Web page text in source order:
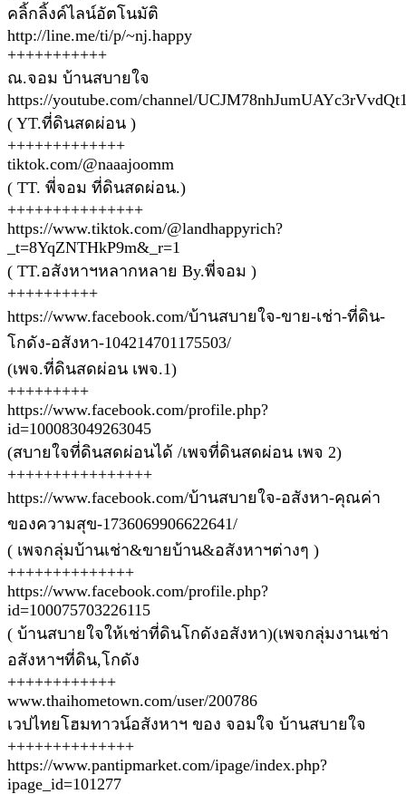
คลิ้กลิ้งค์ไลน์อัตโนมัติ
http://line.me/ti/p/~nj.happy
+++++++++++
ณ.จอม บ้านสบายใจ
https://youtube.com/channel/
( YT.ที่ดินสดผ่อน )
+++++++++++++
tiktok.com/@naaajoomm
( TT. พี่จอม ที่ดินสดผ่อน.)
+++++++++++++++
https://www.tiktok.com/@landhappyrich?
_t=8YqZNTHkP9m&_r=1
( TT.อสังหาฯหลากหลาย By.พี่จอม )
++++++++++
https://www.facebook.com/บ้านสบายใจ-ขาย-เช่า-ที่ดิน-
โกดัง-อสังหา-104214701175503/
(เพจ.ที่ดินสดผ่อน เพจ.1)
+++++++++
https://www.facebook.com/profile.php?
id=100083049263045
(สบายใจที่ดินสดผ่อนได้ /เพจที่ดินสดผ่อน เพจ 2)
++++++++++++++++
https://www.facebook.com/บ้านสบายใจ-อสังหา-คุณค่า
ของความสุข-1736069906622641/
( เพจกลุ่มบ้านเช่า&ขายบ้าน&อสังหาฯต่างๆ )
++++++++++++++
https://www.facebook.com/profile.php?
id=100075703226115
( บ้านสบายใจให้เช่าที่ดินโกดังอสังหา)(เพจกลุ่มงานเช่า
อสังหาฯที่ดิน,โกดัง
++++++++++++
www.thaihometown.com/user/200786
เวปไทยโฮมทาวน์อสังหาฯ ของ จอมใจ บ้านสบายใจ
++++++++++++++
https://www.pantipmarket.com/ipage/index.php?
ipage_id=101277